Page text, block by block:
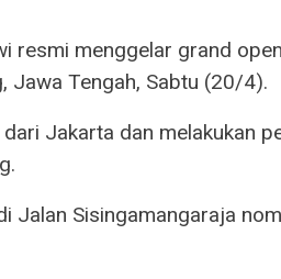
resmi menggelar grand
Jawa Tengah, Sabtu (20/4).
Jakarta dan melakukan
Jalan Sisingamangaraja